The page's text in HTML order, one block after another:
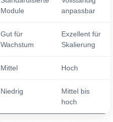
Module
anpassbar
Gut für
Wachstum
Exzellent für
Skalierung
Mittel Hoch
Niedrig
Mittel bis
hoch